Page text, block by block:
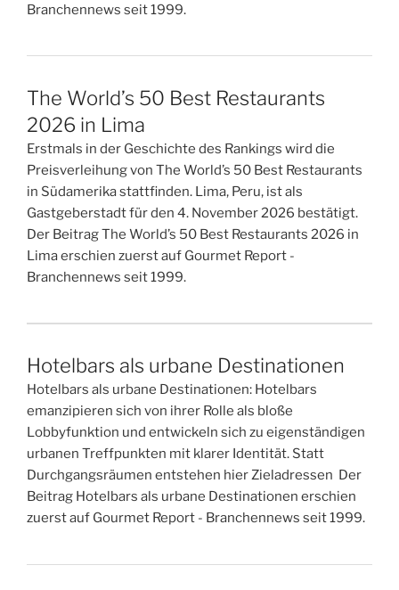
Branchennews seit 1999.
The World’s 50 Best Restaurants
2026 in Lima
Erstmals in der Geschichte des Rankings wird die
Preisverleihung von The World’s 50 Best Restaurants
in Südamerika stattfinden. Lima, Peru, ist als
Gastgeberstadt für den 4. November 2026 bestätigt.
Der Beitrag The World’s 50 Best Restaurants 2026 in
Lima erschien zuerst auf Gourmet Report -
Branchennews seit 1999.
Hotelbars als urbane Destinationen
Hotelbars als urbane Destinationen: Hotelbars
emanzipieren sich von ihrer Rolle als bloße
Lobbyfunktion und entwickeln sich zu eigenständigen
urbanen Treffpunkten mit klarer Identität. Statt
Durchgangsräumen entstehen hier Zieladressen Der
Beitrag Hotelbars als urbane Destinationen erschien
zuerst auf Gourmet Report - Branchennews seit 1999.